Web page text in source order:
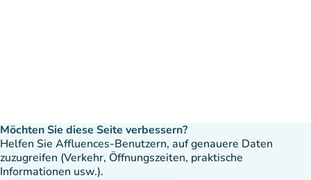
Möchten Sie diese Seite verbessern?
Helfen Sie Affluences-Benutzern, auf genauere Daten
zuzugreifen (Verkehr, Öffnungszeiten, praktische
Informationen usw.).